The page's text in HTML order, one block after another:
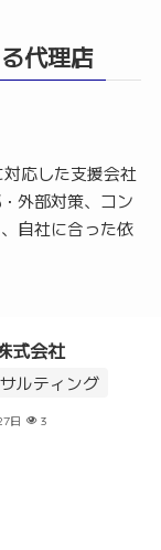
代理店
応した支援会社
外部対策、コン
自社に合った依
式会社
ルティング
日 3